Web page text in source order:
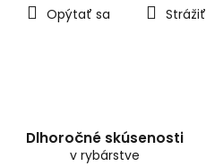
Opýtať sa Strážiť
Dlhoročné skúsenosti
v rybárstve